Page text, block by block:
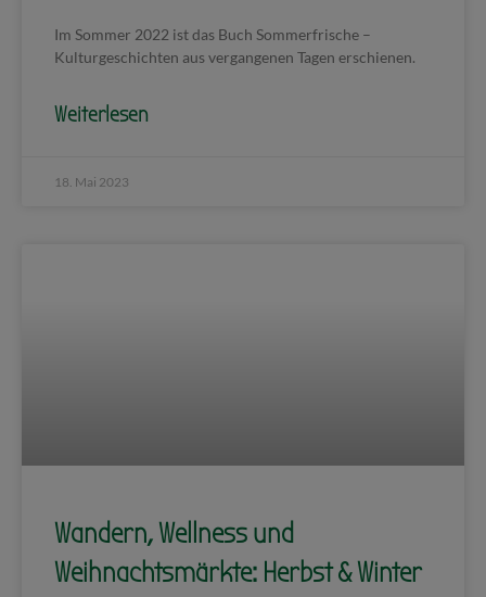
Im Sommer 2022 ist das Buch Sommerfrische –
Kulturgeschichten aus vergangenen Tagen erschienen.
Weiterlesen
18. Mai 2023
Wandern, Wellness und
Weihnachtsmärkte: Herbst & Winter